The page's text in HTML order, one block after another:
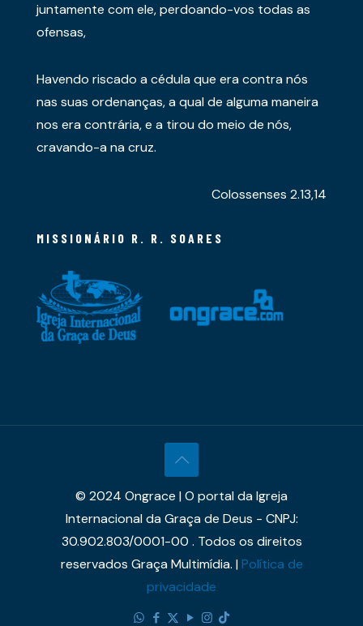
juntamente com ele, perdoando-vos todas as
ofensas,
Havendo riscado a cédula que era contra nós
nas suas ordenanças, a qual de alguma maneira
nos era contrária, e a tirou do meio de nós,
cravando-a na cruz.
Colossenses 2.13,14
MISSIONÁRIO R. R. SOARES
© 2024 Ongrace | O portal da Igreja
Internacional da Graça de Deus - CNPJ:
30.902.803/0001-00 . Todos os direitos
reservados Graça Multimídia. |Política de
privacidade